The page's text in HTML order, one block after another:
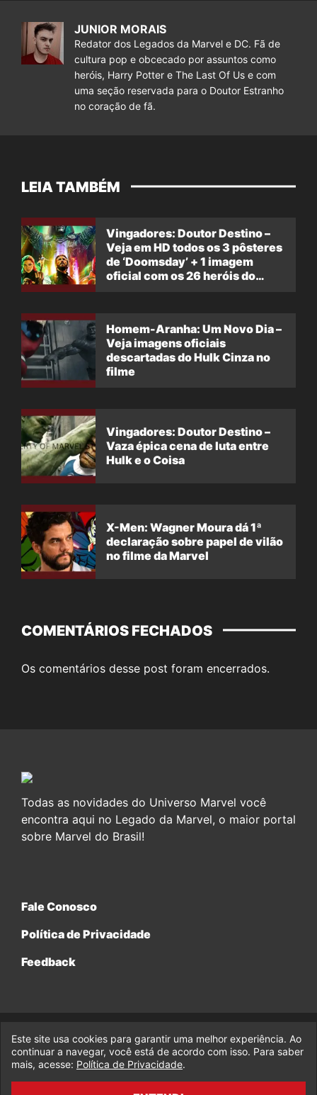
JUNIOR MORAIS
Redator dos Legados da Marvel e DC. Fã de
cultura pop e obcecado por assuntos como
heróis, Harry Potter e The Last Of Us e com
uma seção reservada para o Doutor Estranho
no coração de fã.
LEIA TAMBÉM
Vingadores: Doutor Destino –
Veja em HD todos os 3 pôsteres
de ‘Doomsday’ + 1 imagem
oficial com os 26 heróis do
Homem-Aranha: Um Novo Dia –
Veja imagens oficiais
descartadas do Hulk Cinza no
filme
Vingadores: Doutor Destino –
Vaza épica cena de luta entre
Hulk e o Coisa
X-Men: Wagner Moura dá 1ª
declaração sobre papel de vilão
no filme da Marvel
COMENTÁRIOS FECHADOS
Os comentários desse post foram encerrados.
Todas as novidades do Universo Marvel você
encontra aqui no Legado da Marvel, o maior portal
sobre Marvel do Brasil!
Fale Conosco
Política de Privacidade
Feedback
© 2017-2026 Legado da Marvel, uma empresa da Legado
Enterprises.
fabiolobo
Este site usa cookies para garantir uma melhor experiência. Ao
continuar a navegar, você está de acordo com isso. Para saber
mais, acesse: Política de Privacidade.